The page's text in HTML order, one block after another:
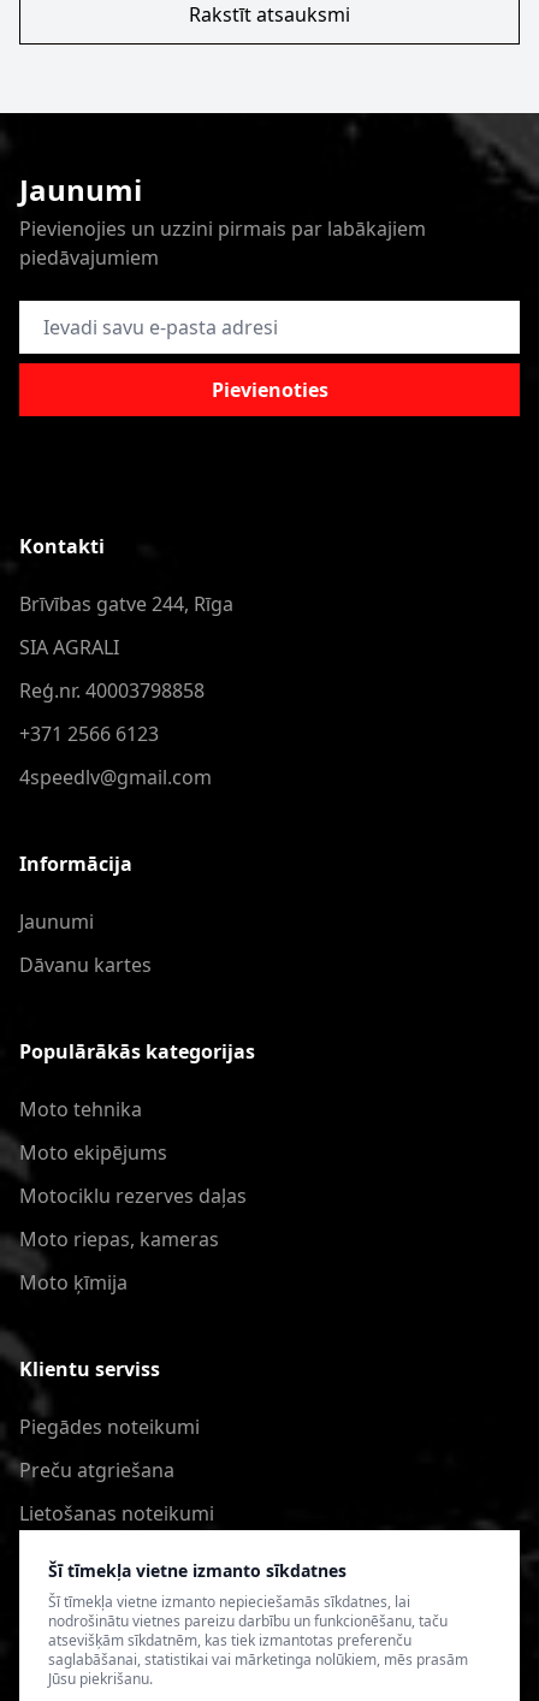
Šī tīmekļa vietne izmanto sīkdatnes
Šī tīmekļa vietne izmanto nepieciešamās sīkdatnes, lai
nodrošinātu vietnes pareizu darbību un funkcionēšanu, taču
atsevišķām sīkdatnēm, kas tiek izmantotas preferenču
saglabāšanai, statistikai vai mārketinga nolūkiem, mēs prasām
Jūsu piekrišanu.
Rakstīt atsauksmi
Jaunumi
Pievienojies un uzzini pirmais par labākajiem
piedāvajumiem
E-pasta adrese
Pievienoties
Kontakti
Brīvības gatve 244, Rīga
SIA AGRALI
Reģ.nr. 40003798858
+371 2566 6123
4speedlv@gmail.com
Informācija
Jaunumi
Dāvanu kartes
Populārākās kategorijas
Moto tehnika
Moto ekipējums
Motociklu rezerves daļas
Moto riepas, kameras
Moto ķīmija
Klientu serviss
Piegādes noteikumi
Preču atgriešana
Lietošanas noteikumi
Privātuma politika